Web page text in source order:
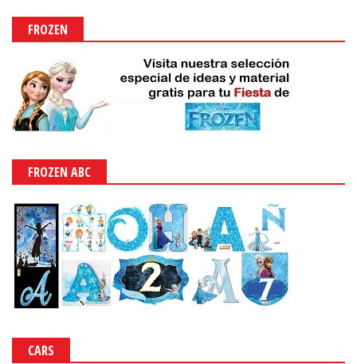
FROZEN
FROZEN ABC
CARS